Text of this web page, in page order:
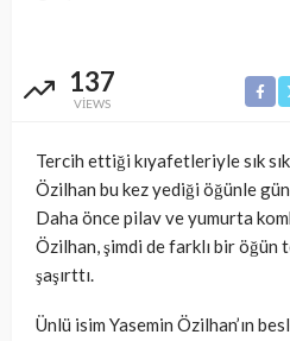
137
VIEWS
Tercih ettiği kıyafetleriyle sık
Özilhan bu kez yediği öğünle
Daha önce pilav ve yumurta
Özilhan, şimdi de farklı bir
şaşırttı.
Ünlü isim Yasemin Özilhan’ın